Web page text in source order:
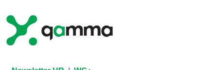
content